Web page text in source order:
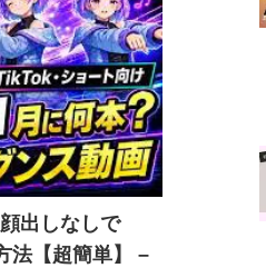
出しなしで
法【超簡単】 –